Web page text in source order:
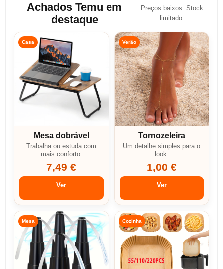
Achados Temu em
destaque
Preços baixos. Stock
limitado.
Casa
Mesa dobrável
Trabalha ou estuda com
mais conforto.
7,49 €
Ver
Verão
Tornozeleira
Um detalhe simples para o
look.
1,00 €
Ver
Mesa Cozinha